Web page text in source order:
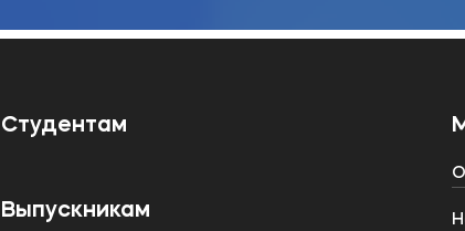
Студентам
Выпускникам